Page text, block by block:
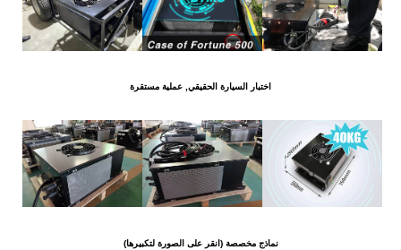
اختبار السيارة الحقيقي, عملية مستقرة
نماذج مخصصة (انقر على الصورة لتكبيرها)